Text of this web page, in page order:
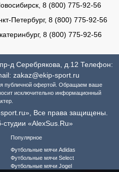
8 (800) 775-92-56
Петербург, 8 (800) 775-92-56
8 (800) 775-92-56
д Серебрякова, д.12 Телефон:
zakaz@ekip-sport.ru
публичной офертой. Обращаем ваше
исключительно информационный
Все права защищены.
студии «AlexSus.Ru»
Популярное
Футбольные мячи Adidas
Футбольные мячи Select
Футбольные мячи Jogel